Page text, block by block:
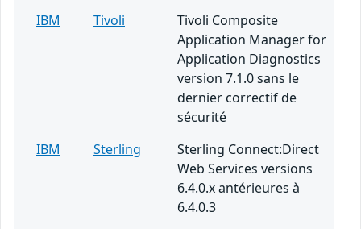
IBM
Tivoli
Tivoli Composite
Application Manager for
Application Diagnostics
version 7.1.0 sans le
dernier correctif de
sécurité
IBM
Sterling
Sterling Connect:Direct
Web Services versions
6.4.0.x antérieures à
6.4.0.3